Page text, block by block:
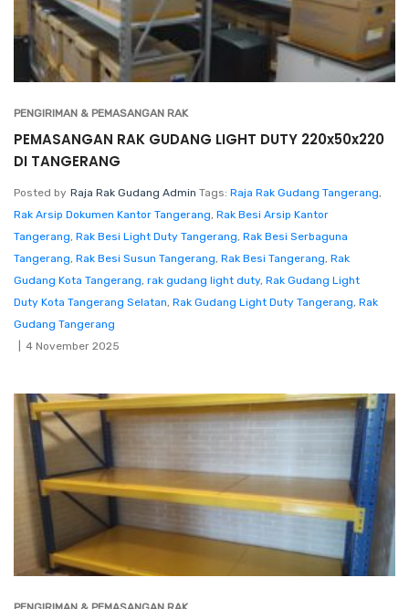
PENGIRIMAN & PEMASANGAN RAK
PEMASANGAN RAK GUDANG LIGHT DUTY 220x50x220
DI TANGERANG
Posted by Raja Rak Gudang Admin Tags: Raja Rak Gudang Tangerang,
Rak Arsip Dokumen Kantor Tangerang, Rak Besi Arsip Kantor
Tangerang, Rak Besi Light Duty Tangerang, Rak Besi Serbaguna
Tangerang, Rak Besi Susun Tangerang, Rak Besi Tangerang, Rak
Gudang Kota Tangerang, rak gudang light duty, Rak Gudang Light
Duty Kota Tangerang Selatan, Rak Gudang Light Duty Tangerang, Rak
Gudang Tangerang
4 November 2025